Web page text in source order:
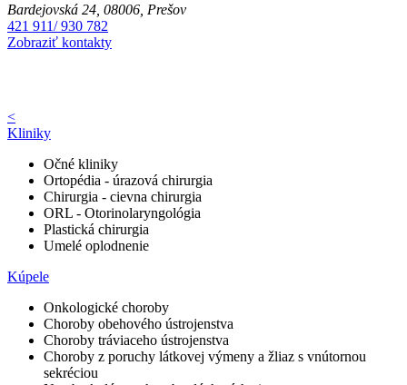
Bardejovská 24, 08006, Prešov
421 911/ 930 782
Zobraziť kontakty
<
Kliniky
Očné kliniky
Ortopédia - úrazová chirurgia
Chirurgia - cievna chirurgia
ORL - Otorinolaryngológia
Plastická chirurgia
Umelé oplodnenie
Kúpele
Onkologické choroby
Choroby obehového ústrojenstva
Choroby tráviaceho ústrojenstva
Choroby z poruchy látkovej výmeny a žliaz s vnútornou
sekréciou